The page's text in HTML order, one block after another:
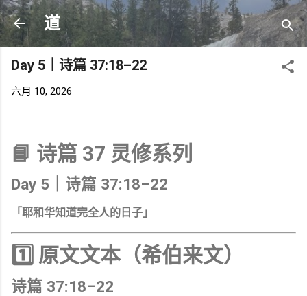
跳至主要内容
道
Day 5｜诗篇 37:18–22
六月 10, 2026
📘 诗篇 37 灵修系列
Day 5｜诗篇 37:18–22
「耶和华知道完全人的日子」
1️⃣ 原文文本（希伯来文）
诗篇 37:18–22